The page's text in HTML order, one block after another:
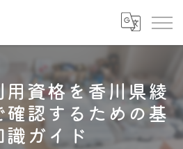
資格を香川県綾
認するための基
識ガイド